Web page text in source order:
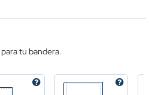
para tu bandera.